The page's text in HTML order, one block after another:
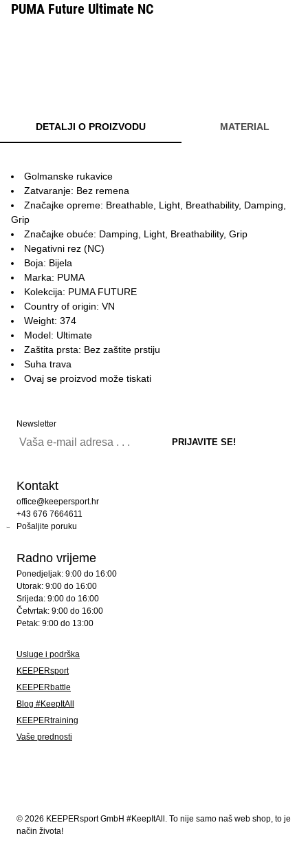
PUMA Future Ultimate NC
DETALJI O PROIZVODU MATERIAL
Golmanske rukavice
Zatvaranje: Bez remena
Značajke opreme: Breathable, Light, Breathability, Damping,
Grip
Značajke obuće: Damping, Light, Breathability, Grip
Negativni rez (NC)
Boja: Bijela
Marka: PUMA
Kolekcija: PUMA FUTURE
Country of origin: VN
Weight: 374
Model: Ultimate
Zaštita prsta: Bez zaštite prstiju
Suha trava
Ovaj se proizvod može tiskati
Newsletter
Kontakt
office@keepersport.hr
+43 676 7664611
Pošaljite poruku
Radno vrijeme
Ponedjeljak: 9:00 do 16:00
Utorak: 9:00 do 16:00
Srijeda: 9:00 do 16:00
Četvrtak: 9:00 do 16:00
Petak: 9:00 do 13:00
Usluge i podrška
KEEPERsport
KEEPERbattle
Blog #KeepItAll
KEEPERtraining
Vaše prednosti
© 2026 KEEPERsport GmbH #KeepItAll. To nije samo naš web shop, to je
način života!